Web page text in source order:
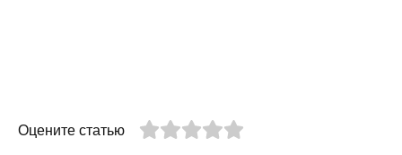
Оцените статью